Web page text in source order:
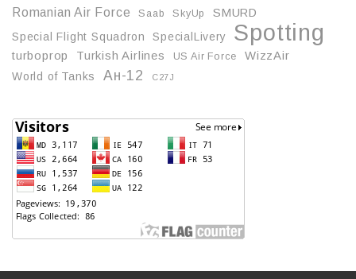
Romanian Air Force Saab SkyUp
SMURD
Special Flight Squadron
SpecialLivery Spotting
turboprop Turkish Airlines US Air Force
WizzAir
World of Tanks
Ан-12 С27J